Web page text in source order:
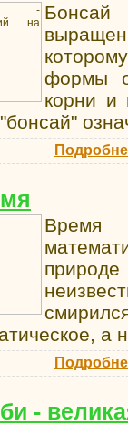
формы
корни и
Время
а
-